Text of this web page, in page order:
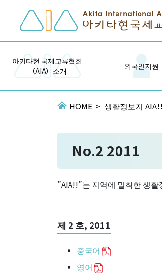
아키타현 국제교류협회
（AIA）소개
외국인지원
HOME 생활정보지
No.2 2011
”AIA!!”는 지역에 밀착한 생
제 2 호, 2011
중국어
영어